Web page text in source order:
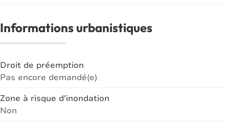
Informations urbanistiques
Droit de préemption
Pas encore demandé(e)
Zone à risque d'inondation
Non